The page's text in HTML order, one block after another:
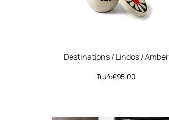
Destinations / Lindos / Amber
Τιμή:€95.00